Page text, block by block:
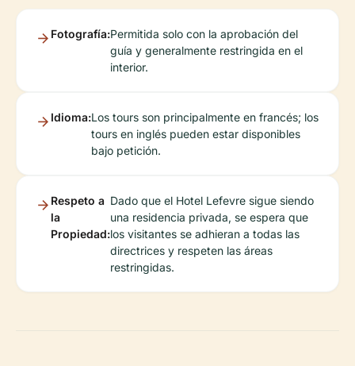
Fotografía:Permitida solo con la aprobación del
guía y generalmente restringida en el
interior.
Idioma:Los tours son principalmente en francés; los
tours en inglés pueden estar disponibles
bajo petición.
Respeto a
la
Propiedad:
Dado que el Hotel Lefevre sigue siendo
una residencia privada, se espera que
los visitantes se adhieran a todas las
directrices y respeten las áreas
restringidas.